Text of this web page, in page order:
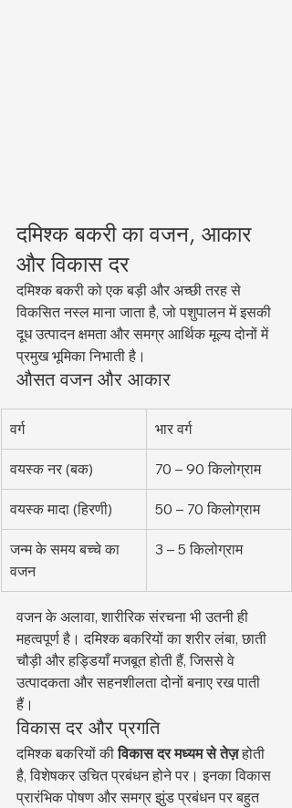
दमिश्क बकरी का वजन, आकार
और विकास दर
दमिश्क बकरी को एक बड़ी और अच्छी तरह से
विकसित नस्ल माना जाता है, जो पशुपालन में इसकी
दूध उत्पादन क्षमता और समग्र आर्थिक मूल्य दोनों में
प्रमुख भूमिका निभाती है।
औसत वजन और आकार
वर्ग भार वर्ग
वयस्क नर (बक) 70 – 90 किलोग्राम
वयस्क मादा (हिरणी) 50 – 70 किलोग्राम
जन्म के समय बच्चे का
वजन
3 – 5 किलोग्राम
वजन के अलावा, शारीरिक संरचना भी उतनी ही
महत्वपूर्ण है। दमिश्क बकरियों का शरीर लंबा, छाती
चौड़ी और हड्डियाँ मजबूत होती हैं, जिससे वे
उत्पादकता और सहनशीलता दोनों बनाए रख पाती
हैं।
विकास दर और प्रगति
दमिश्क बकरियों की विकास दर मध्यम से तेज़ होती
है, विशेषकर उचित प्रबंधन होने पर। इनका विकास
प्रारंभिक पोषण और समग्र झुंड प्रबंधन पर बहुत